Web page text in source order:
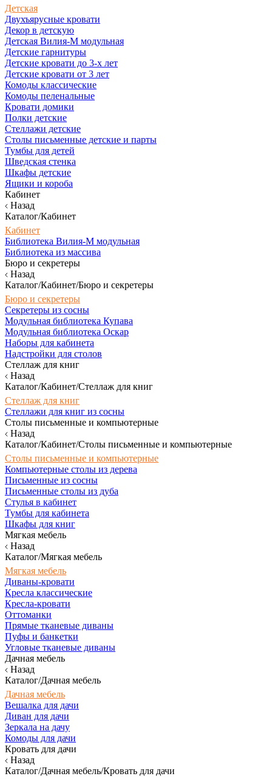
Детская
Двухъярусные кровати
Декор в детскую
Детская Вилия-М модульная
Детские гарнитуры
Детские кровати до 3-х лет
Детские кровати от 3 лет
Комоды классические
Комоды пеленальные
Кровати домики
Полки детские
Стеллажи детские
Столы письменные детские и парты
Тумбы для детей
Шведская стенка
Шкафы детские
Ящики и короба
Кабинет
Назад
Каталог/Кабинет
Кабинет
Библиотека Вилия-М модульная
Библиотека из массива
Бюро и секретеры
Назад
Каталог/Кабинет/Бюро и секретеры
Бюро и секретеры
Секретеры из сосны
Модульная библиотека Купава
Модульная библиотека Оскар
Наборы для кабинета
Надстройки для столов
Стеллаж для книг
Назад
Каталог/Кабинет/Стеллаж для книг
Стеллаж для книг
Стеллажи для книг из сосны
Столы письменные и компьютерные
Назад
Каталог/Кабинет/Столы письменные и компьютерные
Столы письменные и компьютерные
Компьютерные столы из дерева
Письменные из сосны
Письменные столы из дуба
Стулья в кабинет
Тумбы для кабинета
Шкафы для книг
Мягкая мебель
Назад
Каталог/Мягкая мебель
Мягкая мебель
Диваны-кровати
Кресла классические
Кресла-кровати
Оттоманки
Прямые тканевые диваны
Пуфы и банкетки
Угловые тканевые диваны
Дачная мебель
Назад
Каталог/Дачная мебель
Дачная мебель
Вешалка для дачи
Диван для дачи
Зеркала на дачу
Комоды для дачи
Кровать для дачи
Назад
Каталог/Дачная мебель/Кровать для дачи